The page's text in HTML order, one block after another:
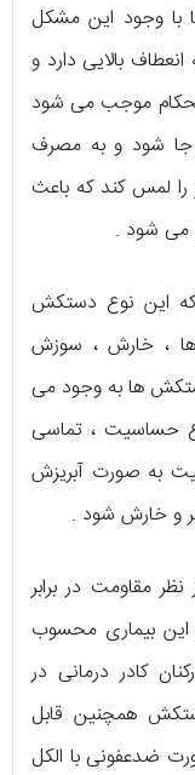
با وجود این مشکل
بالایی دارد و
موجب می شود
شود و به مصرف
را لمس کند که باعث
می شود .
این نوع دستکش
، خارش ، سوزش
ها به وجود می
حساسیت ، تماسی
به صورت آبریزش
و خارش شود .
مقاومت در برابر
این بیماری محسوب
کادر درمانی در
همچنین قابل
ضدعفونی با الکل